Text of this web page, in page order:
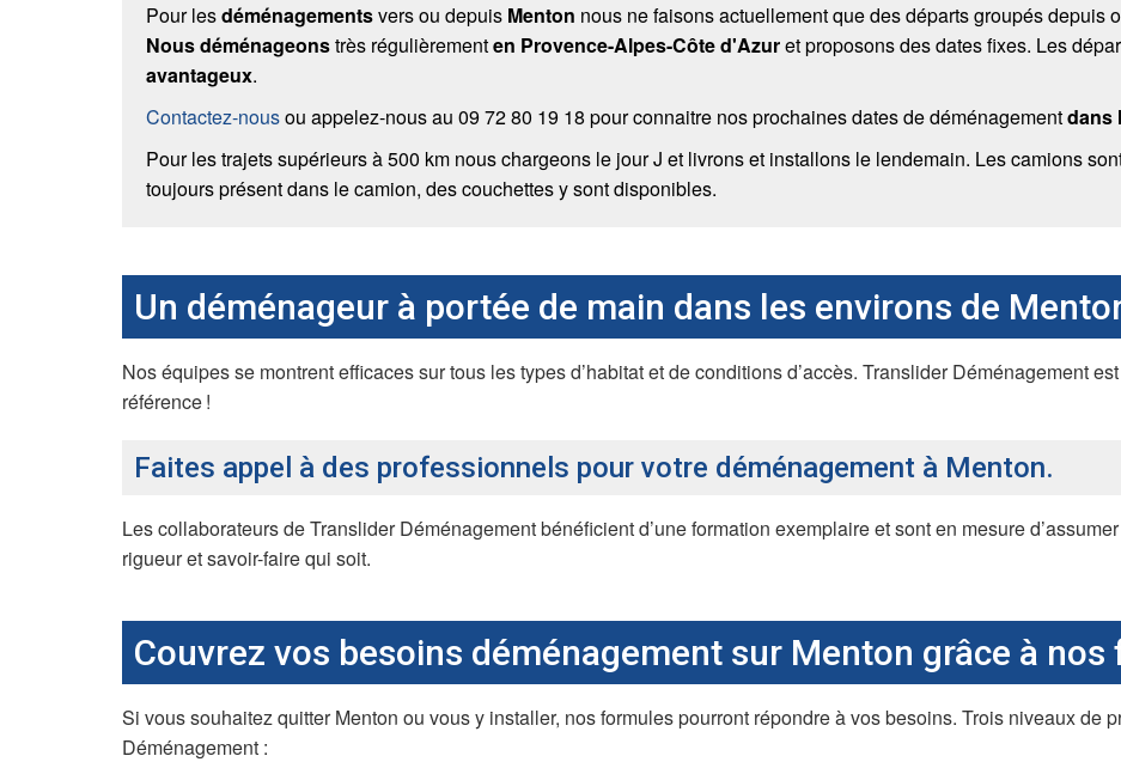
Pour lesdéménagementsvers ou depuis Menton nous ne faisons actuellement que des départs groupés depuis
Nous déménageonstrès régulièrementen Provence-Alpes-Côte d'Azuret proposons des dates fixes. Les
avantageux.
Contactez-nousou appelez-nous au 09 72 80 19 18 pour connaitre nos prochaines dates de déménagementdans
Pour les trajets supérieurs à 500 km nous chargeons le jour J et livrons et installons le lendemain. Les camions
toujours présent dans le camion, des couchettes y sont disponibles.
Un déménageur à portée de main dans les environs de
Nos équipes se montrent efficaces sur tous les types d’habitat et de conditions d’accès. Translider Déménagement
référence !
Faites appel à des professionnels pour votre déménagement à Menton.
Les collaborateurs de Translider Déménagement bénéficient d’une formation exemplaire et sont en mesure
rigueur et savoir-faire qui soit.
Couvrez vos besoins déménagement sur Menton grâce à
Si vous souhaitez quitter Menton ou vous y installer, nos formules pourront répondre à vos besoins. Trois niveaux de
Déménagement :